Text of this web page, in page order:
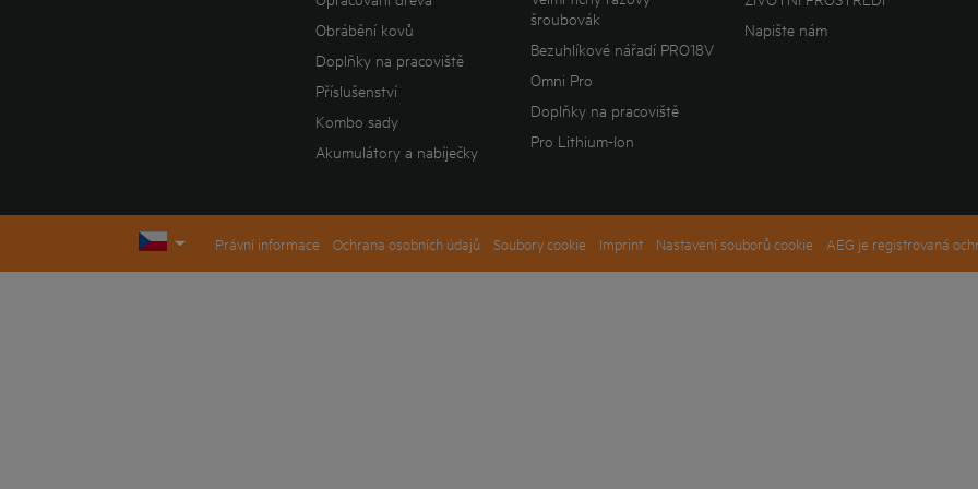
Obrábění kovů
Doplňky na pracoviště
Příslušenství
Kombo sady
Akumulátory a nabíječky
šroubovák
Bezuhlíkové nářadí PRO18V
Omni Pro
Doplňky na pracoviště
Pro Lithium-Ion
Napište nám
Právní informace Ochrana osobních údajů Soubory cookie Imprint Nastavení souborů cookie AEG je registrovaná